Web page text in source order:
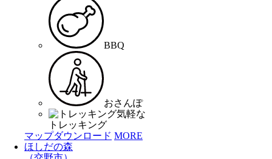
BBQ
おさんぽ
気軽な
トレッキング
マップダウンロード MORE
ほしだの森